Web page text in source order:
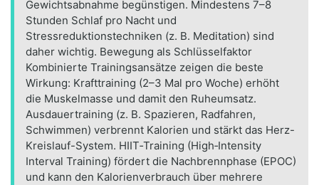
Gewichtsabnahme begünstigen. Mindestens 7–8
Stunden Schlaf pro Nacht und
Stressreduktionstechniken (z. B. Meditation) sind
daher wichtig. Bewegung als Schlüsselfaktor
Kombinierte Trainingsansätze zeigen die beste
Wirkung: Krafttraining (2–3 Mal pro Woche) erhöht
die Muskelmasse und damit den Ruheumsatz.
Ausdauertraining (z. B. Spazieren, Radfahren,
Schwimmen) verbrennt Kalorien und stärkt das Herz-
Kreislauf-System. HIIT‑Training (High‑Intensity
Interval Training) fördert die Nachbrennphase (EPOC)
und kann den Kalorienverbrauch über mehrere